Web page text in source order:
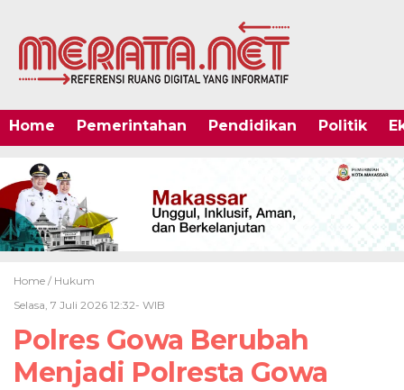
Home Pemerintahan Pendidikan Politik
Home / Hukum
Selasa, 7 Juli 2026 12:32- WIB
Polres Gowa Berubah
Menjadi Polresta Gowa